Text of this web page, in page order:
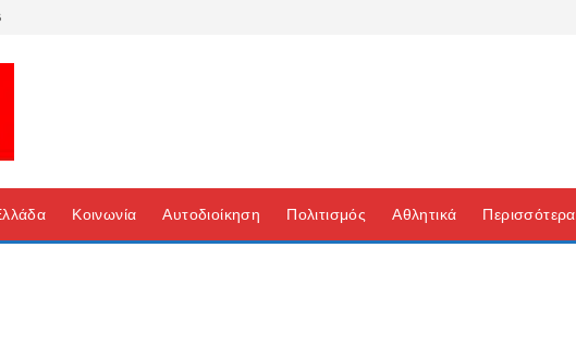
Κοινωνία Αυτοδιοίκηση Πολιτισμός Αθλητικά Περισσότερα